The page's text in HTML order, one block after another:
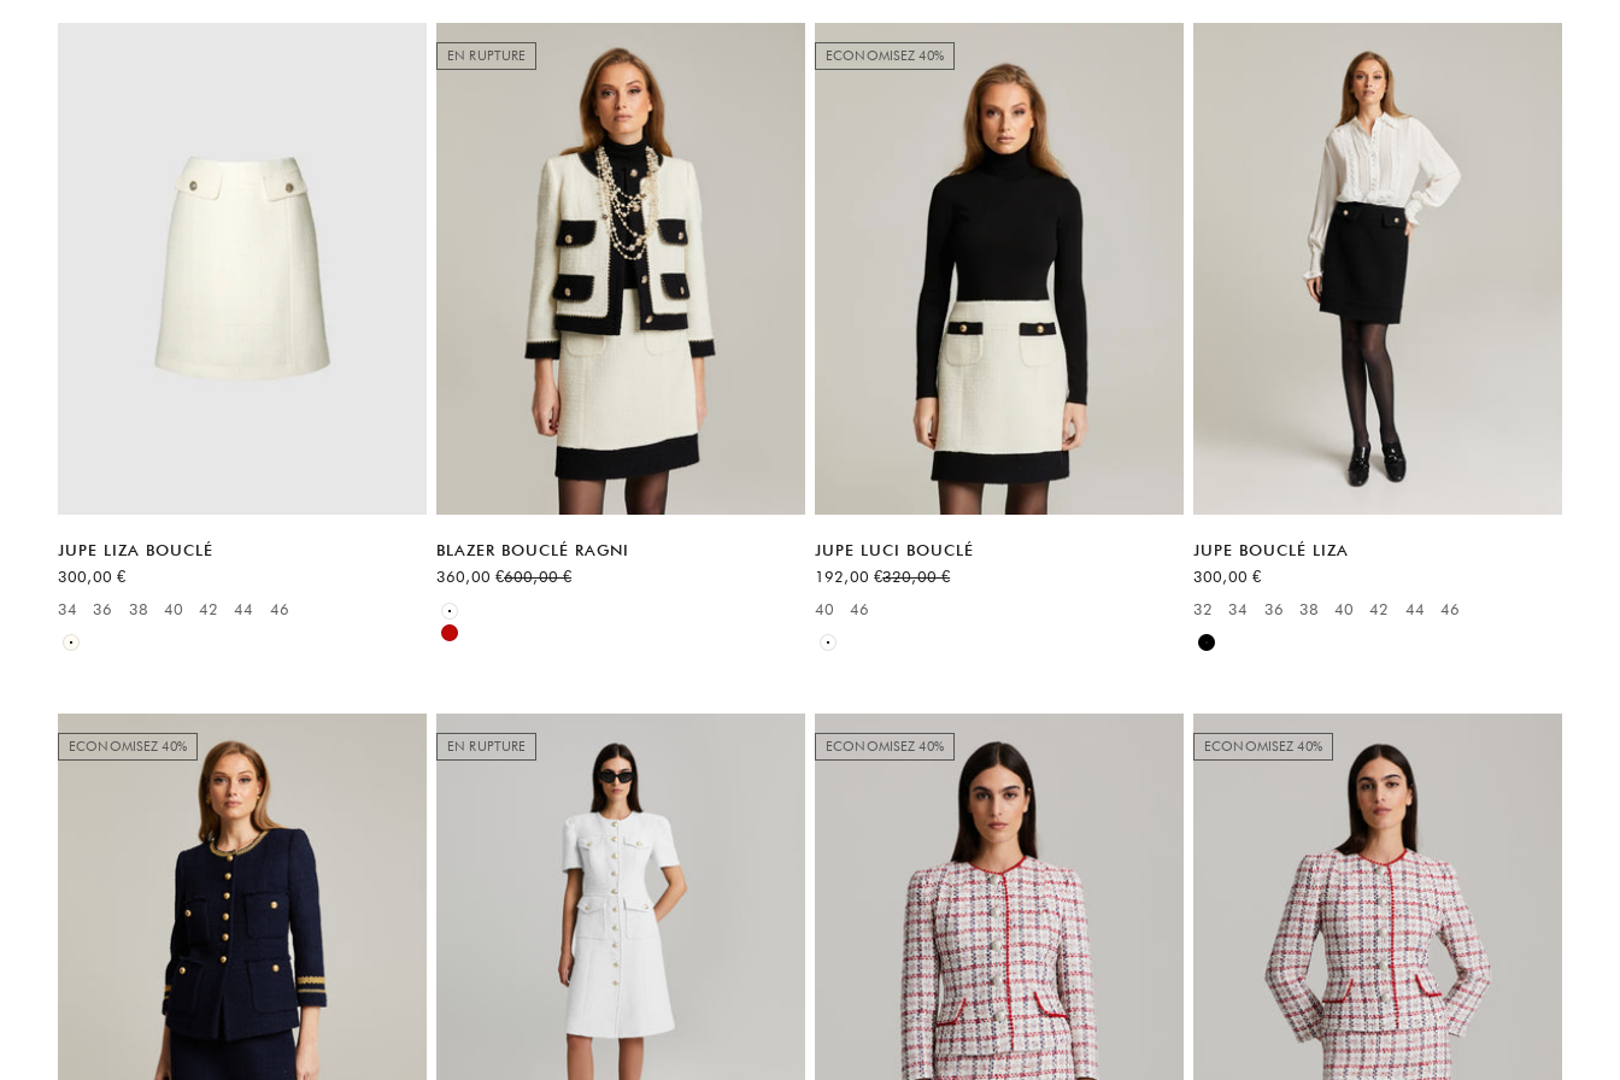
JUPE LIZA BOUCLÉ
Prix de vente
300,00 €
Available sizes:
34 36 38 40 42 44 46
Blanc
EN RUPTURE
BLAZER BOUCLÉ RAGNI
Prix de vente
360,00 €Prix normal
600,00 €
Available sizes:
Blanc
Rouge
ECONOMISEZ 40%
JUPE LUCI BOUCLÉ
Prix de vente
192,00 €Prix normal
320,00 €
Available sizes:
40 46
Blanc
JUPE BOUCLÉ LIZA
Prix de vente
300,00 €
Available sizes:
32 34 36 38 40 42 44 46
Noir
ECONOMISEZ 40% EN RUPTURE ECONOMISEZ 40% ECONOMISEZ 40%